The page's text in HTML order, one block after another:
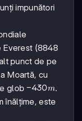
impunători
Everest (8848
punct de pe
Moartă, cu
glob -430
m
−430m.
înălțime, este